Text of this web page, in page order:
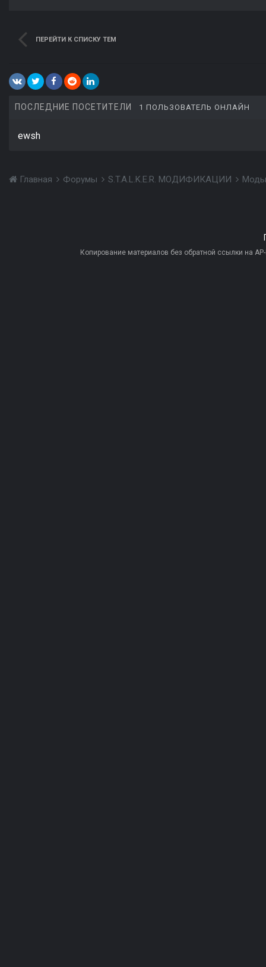
ПЕРЕЙТИ К СПИСКУ ТЕМ
ПОСЛЕДНИЕ ПОСЕТИТЕЛИ 1 ПОЛЬЗОВАТЕЛЬ ОНЛАЙН
ewsh
Главная Форумы S.T.A.L.K.E.R. МОДИФИКАЦИИ
Копирование материалов без обратной ссылки на